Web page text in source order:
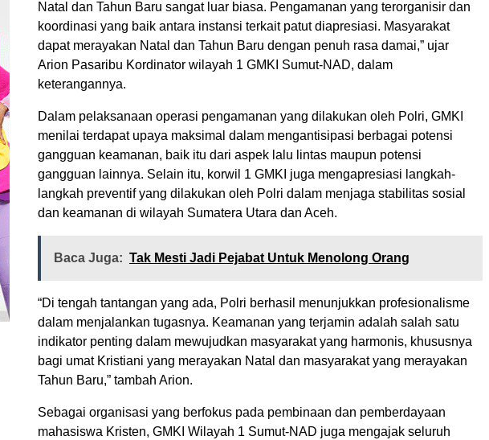
Natal dan Tahun Baru sangat luar biasa. Pengamanan yang terorganisir dan
koordinasi yang baik antara instansi terkait patut diapresiasi. Masyarakat
dapat merayakan Natal dan Tahun Baru dengan penuh rasa damai,” ujar
Arion Pasaribu Kordinator wilayah 1 GMKI Sumut-NAD, dalam
keterangannya.
Dalam pelaksanaan operasi pengamanan yang dilakukan oleh Polri, GMKI
menilai terdapat upaya maksimal dalam mengantisipasi berbagai potensi
gangguan keamanan, baik itu dari aspek lalu lintas maupun potensi
gangguan lainnya. Selain itu, korwil 1 GMKI juga mengapresiasi langkah-
langkah preventif yang dilakukan oleh Polri dalam menjaga stabilitas sosial
dan keamanan di wilayah Sumatera Utara dan Aceh.
Baca Juga: Tak Mesti Jadi Pejabat Untuk Menolong Orang
“Di tengah tantangan yang ada, Polri berhasil menunjukkan profesionalisme
dalam menjalankan tugasnya. Keamanan yang terjamin adalah salah satu
indikator penting dalam mewujudkan masyarakat yang harmonis, khususnya
bagi umat Kristiani yang merayakan Natal dan masyarakat yang merayakan
Tahun Baru,” tambah Arion.
Sebagai organisasi yang berfokus pada pembinaan dan pemberdayaan
mahasiswa Kristen, GMKI Wilayah 1 Sumut-NAD juga mengajak seluruh